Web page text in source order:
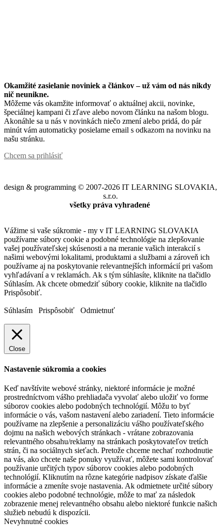
Okamžité zasielanie noviniek a článkov – už vám od nás nikdy
nič neunikne.
Môžeme vás okamžite informovať o aktuálnej akcii, novinke,
špeciálnej kampani či zľave alebo novom článku na našom blogu.
Akonáhle sa u nás v novinkách niečo zmení alebo pridá, do pár
minút vám automaticky posielame email s odkazom na novinku na
našu stránku.
Chcem sa prihlásiť
design & programming © 2007-2026 IT LEARNING SLOVAKIA,
s.r.o.
všetky práva vyhradené
Vážime si vaše súkromie - my v IT LEARNING SLOVAKIA
používame súbory cookie a podobné technológie na zlepšovanie
vašej používateľskej skúsenosti a na meranie vašich interakcií s
našimi webovými lokalitami, produktami a službami a zároveň ich
používame aj na poskytovanie relevantnejších informácií pri vašom
vyhľadávaní a v reklamách. Ak s tým súhlasíte, kliknite na tlačidlo
Súhlasím. Ak chcete obmedziť súbory cookie, kliknite na tlačidlo
Prispôsobiť.
Súhlasím Prispôsobiť Odmietnuť
Close
Nastavenie súkromia a cookies
Keď navštívite webové stránky, niektoré informácie je možné
prostredníctvom vášho prehliadača vyvolať alebo uložiť vo forme
súborov cookies alebo podobných technológií. Môžu to byť
informácie o vás, vašom nastavení alebo zariadení. Tieto informácie
používame na zlepšenie a personalizáciu vášho používateľského
dojmu na našich webových stránkach - vrátane zobrazovania
relevantného obsahu/reklamy na stránkach poskytovateľov tretích
strán, či na sociálnych sieťach. Pretože chceme nechať rozhodnutie
na vás, ako chcete naše ponuky využívať, môžete sami kontrolovať
používanie určitých typov súborov cookies alebo podobných
technológií. Kliknutím na rôzne kategórie nadpisov získate ďalšie
informácie a zmeníte svoje nastavenia. Ak odmietnete určité súbory
cookies alebo podobné technológie, môže to mať za následok
zobrazenie menej relevantného obsahu alebo niektoré funkcie našich
služieb nebudú k dispozícii.
Nevyhnutné cookies